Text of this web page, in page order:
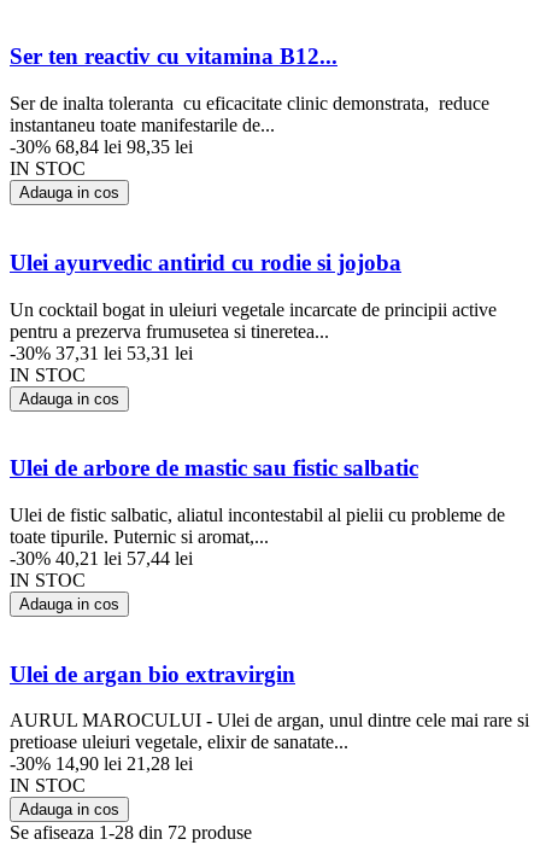
Ser ten reactiv cu vitamina B12...
Ser de inalta toleranta cu eficacitate clinic demonstrata, reduce
instantaneu toate manifestarile de...
-30% 68,84 lei 98,35 lei
IN STOC
Adauga in cos
Ulei ayurvedic antirid cu rodie si jojoba
Un cocktail bogat in uleiuri vegetale incarcate de principii active
pentru a prezerva frumusetea si tineretea...
-30% 37,31 lei 53,31 lei
IN STOC
Adauga in cos
Ulei de arbore de mastic sau fistic salbatic
Ulei de fistic salbatic, aliatul incontestabil al pielii cu probleme de
toate tipurile. Puternic si aromat,...
-30% 40,21 lei 57,44 lei
IN STOC
Adauga in cos
Ulei de argan bio extravirgin
AURUL MAROCULUI - Ulei de argan, unul dintre cele mai rare si
pretioase uleiuri vegetale, elixir de sanatate...
-30% 14,90 lei 21,28 lei
IN STOC
Adauga in cos
Se afiseaza 1-28 din 72 produse